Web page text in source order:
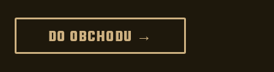
DO OBCHODU →